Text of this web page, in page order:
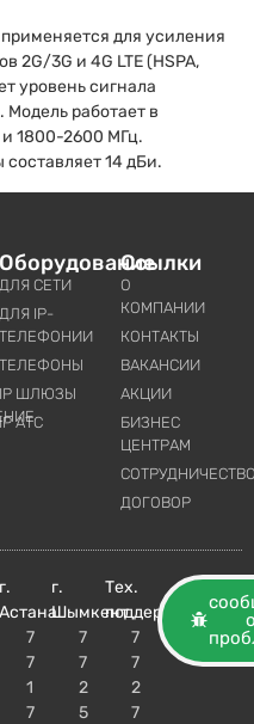
применяется для усиления
2G/3G и 4G LTE (HSPA,
уровень сигнала
работает в
1800-2600 МГц.
14 дБи.
Оборудование
ДЛЯ СЕТИ
ДЛЯ IP-
ТЕЛЕФОНИИ
ТЕЛЕФОНЫ
IP ШЛЮЗЫ
IP АТС
Ссылки
О
КОМПАНИИ
КОНТАКТЫ
ВАКАНСИИ
АКЦИИ
БИЗНЕС
ЦЕНТРАМ
ДОГОВОР
г.
Астана
7
7
1
7
г.
Шымкент
7
7
2
5
Тех.
поддержка
7
7
2
7